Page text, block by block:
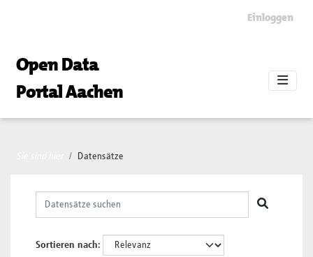
Einloggen
Open Data
Portal Aachen
Datensätze
Sortieren nach